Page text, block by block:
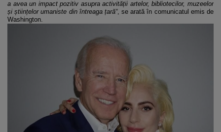
a avea un impact pozitiv asupra activității artelor, bibliotecilor, muzeelor
și științelor umaniste din întreaga țară“, se arată în comunicatul emis de
Washington.